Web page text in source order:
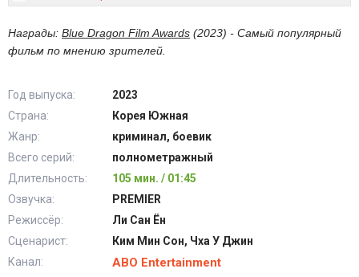
Награды: Blue Dragon Film Awards (2023) - Самый популярный
фильм по мнению зрителей.
Год выпуска:
2023
Страна:
Корея Южная
Жанр:
криминал, боевик
Всего серий:
полнометражный
Длительность:
105 мин. / 01:45
Озвучка:
PREMIER
Режиссёр:
Ли Сан Ён
Сценарист:
Ким Мин Сон, Чха У Джин
Канал:
ABO Entertainment